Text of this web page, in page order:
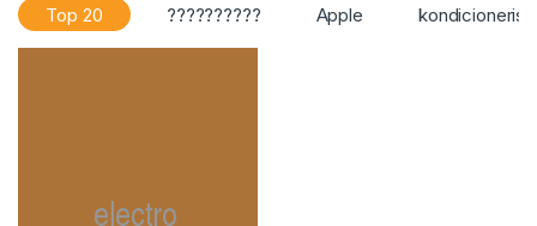
Top 20 ?????????? Apple kondicioneris